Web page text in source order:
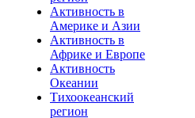
Активность в
Америке и Азии
Активность в
Африке и Европе
Активность
Океании
Тихоокеанский
регион